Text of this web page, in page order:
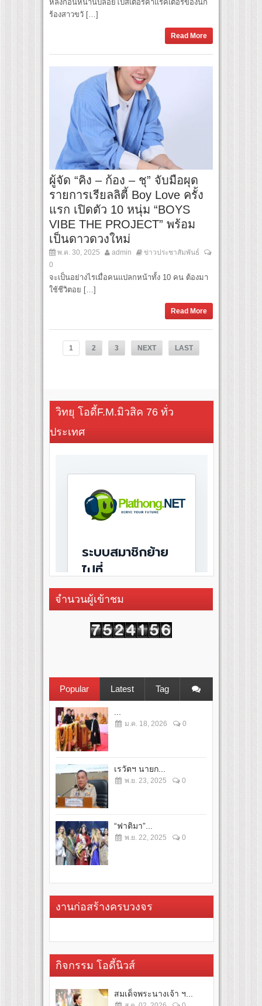
หลังก่อนหน้านี้ปล่อยโปสเตอร์คาแร็คเตอร์ของนัก
ร้องสาวขวั […]
Read More
ผู้จัด “คิง – ก้อง – ชุ” จับมือผุด
รายการเรียลลิตี้ Boy Love ครั้ง
แรก เปิดตัว 10 หนุ่ม “BOYS
VIBE THE PROJECT” พร้อม
เป็นดาวดวงใหม่
พ.ค. 30, 2025 admin
ข่าวประชาสัมพันธ์
0
จะเป็นอย่างไรเมื่อคนแปลกหน้าทั้ง 10 คน ต้องมา
ใช้ชีวิตอย […]
Read More
1 2 3 NEXT LAST
วิทยุ โอดี้F.M.มิวสิค 76 ทั่ว
ประเทศ
จำนวนผู้เข้าชม
Popular Latest Tag
ม.ค. 18, 2026 0
เรวัตฯ นายก...
พ.ย. 23, 2025 0
“ฟาติมา”...
พ.ย. 22, 2025 0
งานก่อสร้างครบวงจร
กิจกรรม โอดี้นิวส์
สมเด็จพระนางเจ้า ฯ...